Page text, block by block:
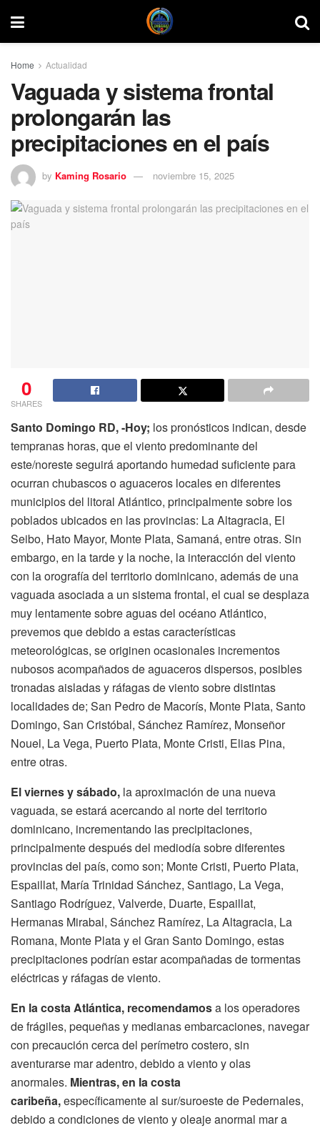
Home Actualidad
Vaguada y sistema frontal
prolongarán las
precipitaciones en el país
by Kaming Rosario noviembre 15, 2025
0
SHARES
Santo Domingo RD, -Hoy; los pronósticos indican, desde
tempranas horas, que el viento predominante del
este/noreste seguirá aportando humedad suficiente para
ocurran chubascos o aguaceros locales en diferentes
municipios del litoral Atlántico, principalmente sobre los
poblados ubicados en las provincias: La Altagracia, El
Seibo, Hato Mayor, Monte Plata, Samaná, entre otras. Sin
embargo, en la tarde y la noche, la interacción del viento
con la orografía del territorio dominicano, además de una
vaguada asociada a un sistema frontal, el cual se desplaza
muy lentamente sobre aguas del océano Atlántico,
prevemos que debido a estas características
meteorológicas, se originen ocasionales incrementos
nubosos acompañados de aguaceros dispersos, posibles
tronadas aisladas y ráfagas de viento sobre distintas
localidades de; San Pedro de Macorís, Monte Plata, Santo
Domingo, San Cristóbal, Sánchez Ramírez, Monseñor
Nouel, La Vega, Puerto Plata, Monte Cristi, Elias Pina,
entre otras.
El viernes y sábado, la aproximación de una nueva
vaguada, se estará acercando al norte del territorio
dominicano, incrementando las precipitaciones,
principalmente después del mediodía sobre diferentes
provincias del país, como son; Monte Cristi, Puerto Plata,
Espaillat, María Trinidad Sánchez, Santiago, La Vega,
Santiago Rodríguez, Valverde, Duarte, Espaillat,
Hermanas Mirabal, Sánchez Ramírez, La Altagracia, La
Romana, Monte Plata y el Gran Santo Domingo, estas
precipitaciones podrían estar acompañadas de tormentas
eléctricas y ráfagas de viento.
En la costa Atlántica, recomendamosa los operadores
de frágiles, pequeñas y medianas embarcaciones, navegar
con precaución cerca del perímetro costero, sin
aventurarse mar adentro, debido a viento y olas
anormales. Mientras, en la costa
caribeña,específicamente al sur/suroeste de Pedernales,
debido a condiciones de viento y oleaje anormal mar a